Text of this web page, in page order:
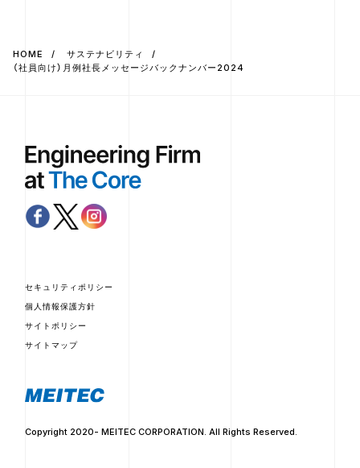
HOME
サステナビリティ
（社員向け）月例社長メッセージバックナンバー2024
セキュリティポリシー
個人情報保護方針
サイトポリシー
サイトマップ
Copyright 2020- MEITEC CORPORATION. All Rights Reserved.